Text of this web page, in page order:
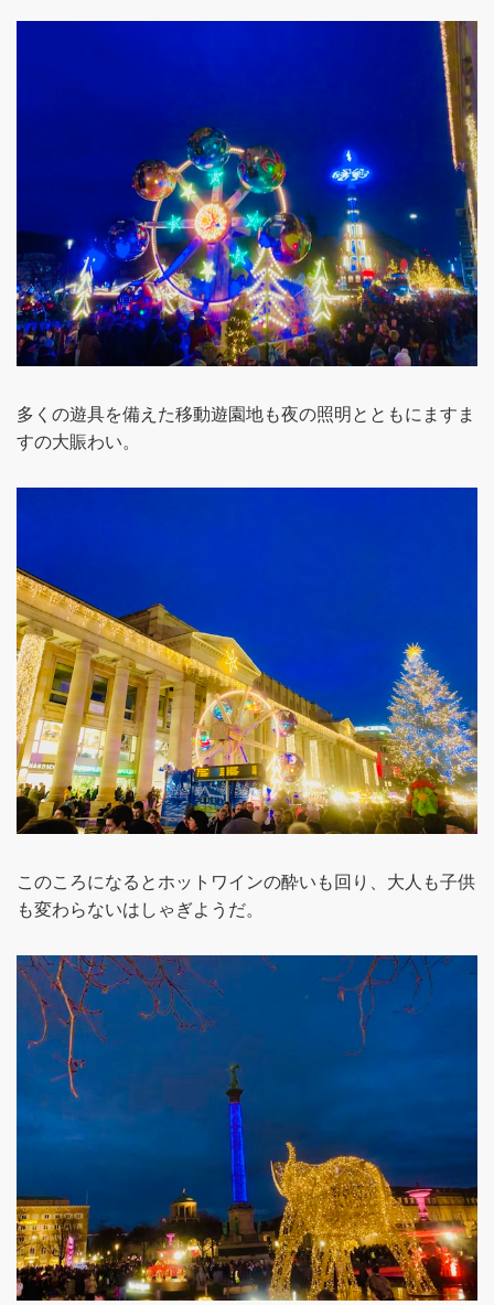
多くの遊具を備えた移動遊園地も夜の照明とともにますま
すの大賑わい。
このころになるとホットワインの酔いも回り、大人も子供
も変わらないはしゃぎようだ。